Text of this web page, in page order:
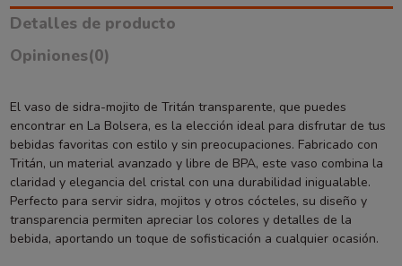
Detalles de producto
Opiniones(0)
El vaso de sidra-mojito de Tritán transparente, que puedes
encontrar en La Bolsera, es la elección ideal para disfrutar de tus
bebidas favoritas con estilo y sin preocupaciones. Fabricado con
Tritán, un material avanzado y libre de BPA, este vaso combina la
claridad y elegancia del cristal con una durabilidad inigualable.
Perfecto para servir sidra, mojitos y otros cócteles, su diseño y
transparencia permiten apreciar los colores y detalles de la
bebida, aportando un toque de sofisticación a cualquier ocasión.